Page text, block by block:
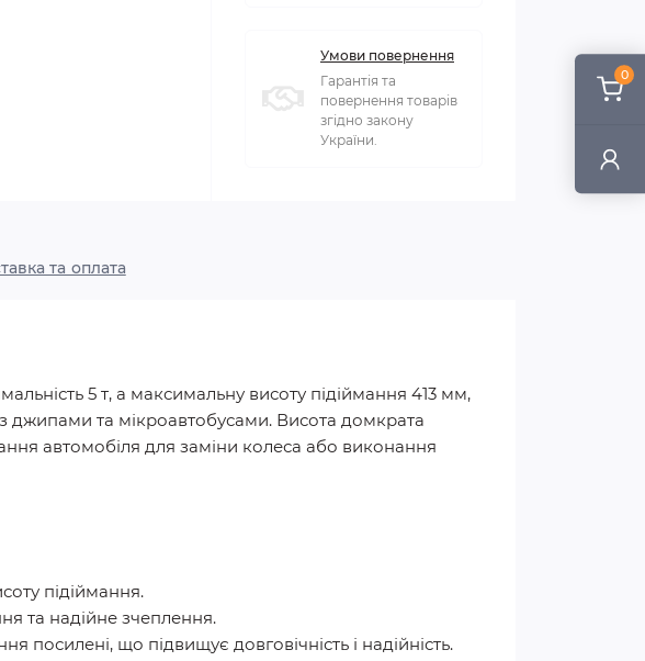
0
Умови повернення
Гарантія та
повернення товарів
згідно закону
України.
та оплата
5 т, а максимальну висоту підіймання 413 мм,
джипами та мікроавтобусами. Висота домкрата
автомобіля для заміни колеса або виконання
підіймання.
та надійне зчеплення.
посилені, що підвищує довговічність і надійність.